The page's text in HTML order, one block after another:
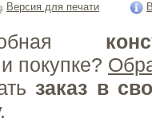
Версия для печати
покупке?
заказ в
.